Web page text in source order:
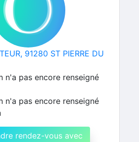
91280 ST PIERRE DU
n'a pas encore renseigné
n'a pas encore renseigné
rendez-vous avec